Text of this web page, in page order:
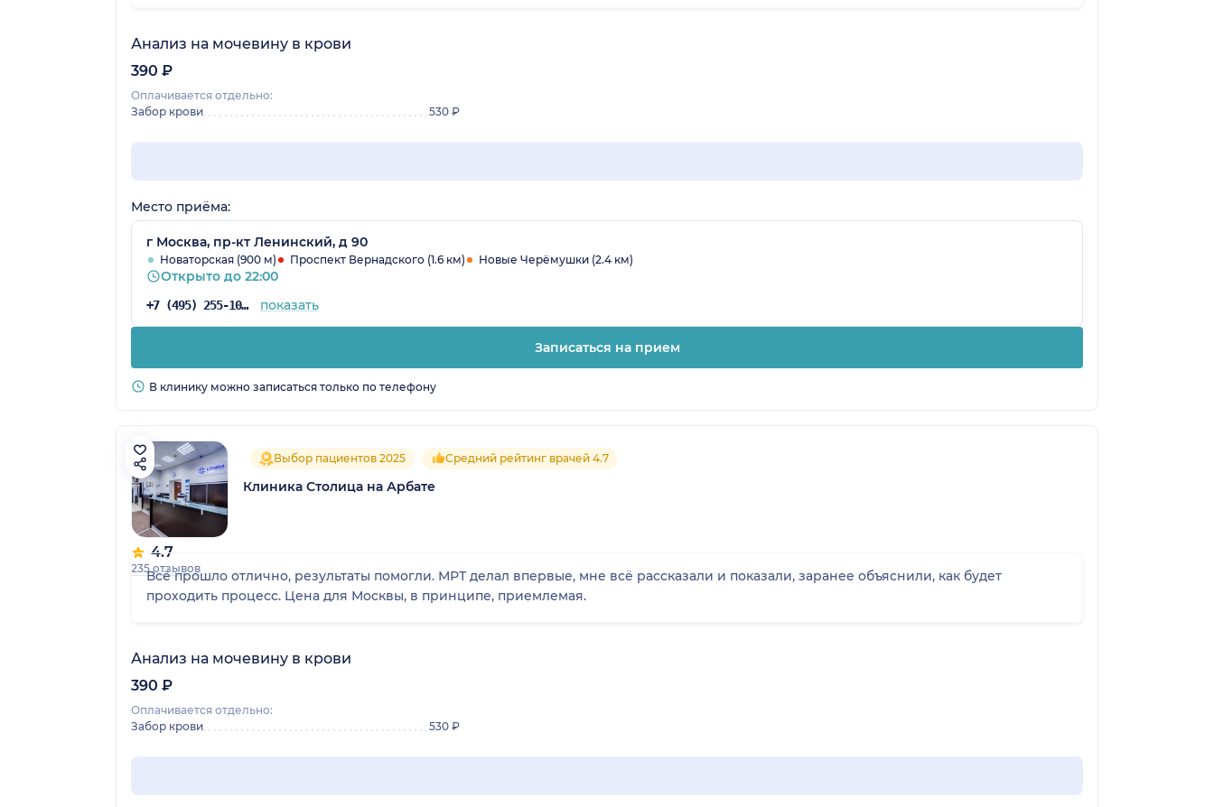
Анализ на мочевину в крови
390 ₽
Оплачивается отдельно:
Забор крови
530 ₽
Место приёма:
г Москва, пр-кт Ленинский, д 90
Новаторская (900 м) Проспект Вернадского (1.6 км) Новые Черёмушки (2.4 км)
Открыто до 22:00
+7 (495) 255-10-78 показать
Записаться на прием
В клинику можно записаться только по телефону
4.7
235 отзывов
Выбор пациентов 2025 Средний рейтинг врачей 4.7
Клиника Столица на Арбате
Всё прошло отлично, результаты помогли. МРТ делал впервые, мне всё рассказали и показали, заранее объяснили, как будет
проходить процесс. Цена для Москвы, в принципе, приемлемая.
Анализ на мочевину в крови
390 ₽
Оплачивается отдельно:
Забор крови
530 ₽